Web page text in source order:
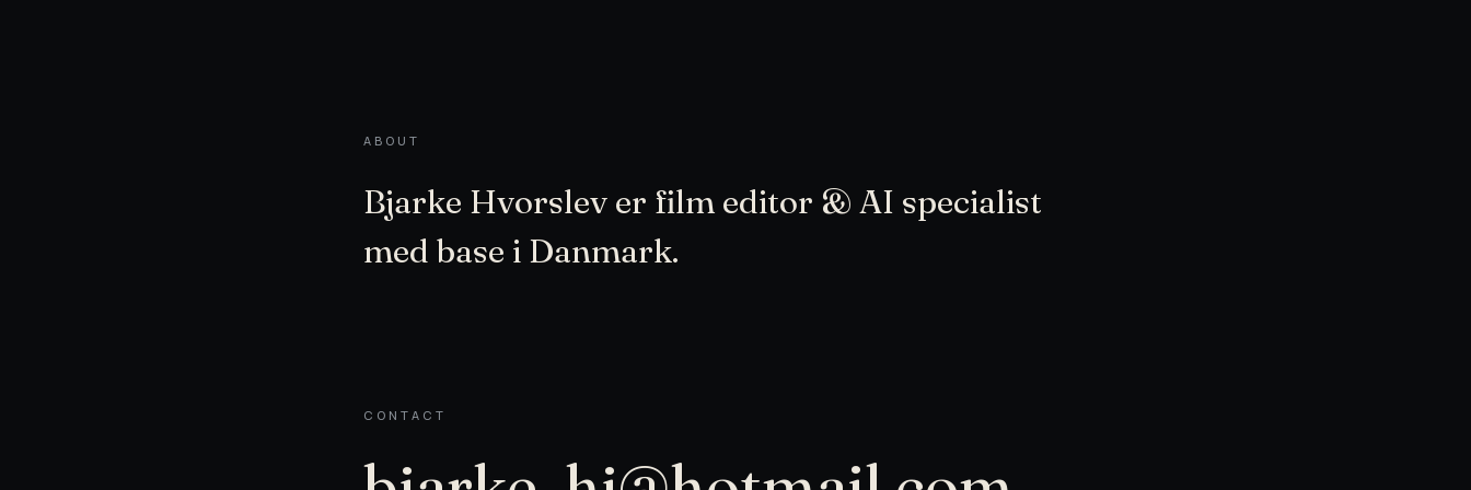
ABOUT
Bjarke Hvorslev er film editor & AI specialist
med base i Danmark.
CONTACT